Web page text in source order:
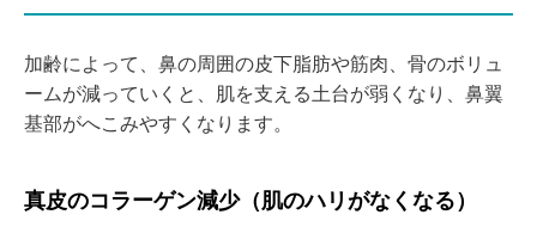
加齢によって、鼻の周囲の皮下脂肪や筋肉、骨のボリュ
ームが減っていくと、肌を支える土台が弱くなり、鼻翼
基部がへこみやすくなります。
真皮のコラーゲン減少（肌のハリがなくなる）